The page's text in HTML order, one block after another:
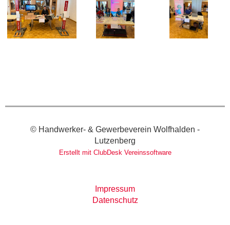
© Handwerker- & Gewerbeverein Wolfhalden -
Lutzenberg
Erstellt mit ClubDesk Vereinssoftware
Impressum
Datenschutz